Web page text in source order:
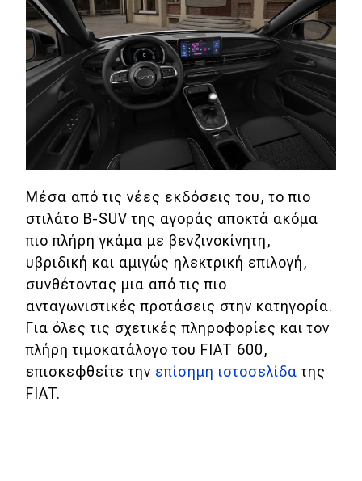
Μέσα από τις νέες εκδόσεις του, το πιο
στιλάτο B-SUV της αγοράς αποκτά ακόμα
πιο πλήρη γκάμα με βενζινοκίνητη,
υβριδική και αμιγώς ηλεκτρική επιλογή,
συνθέτοντας μια από τις πιο
ανταγωνιστικές προτάσεις στην κατηγορία.
Για όλες τις σχετικές πληροφορίες και τον
πλήρη τιμοκατάλογο του FIAT 600,
επισκεφθείτε την επίσημη ιστοσελίδα της
FIAT.